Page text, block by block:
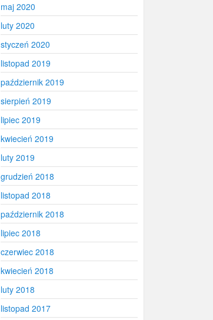
maj 2020
luty 2020
styczeń 2020
listopad 2019
październik 2019
sierpień 2019
lipiec 2019
kwiecień 2019
luty 2019
grudzień 2018
listopad 2018
październik 2018
lipiec 2018
czerwiec 2018
kwiecień 2018
luty 2018
listopad 2017